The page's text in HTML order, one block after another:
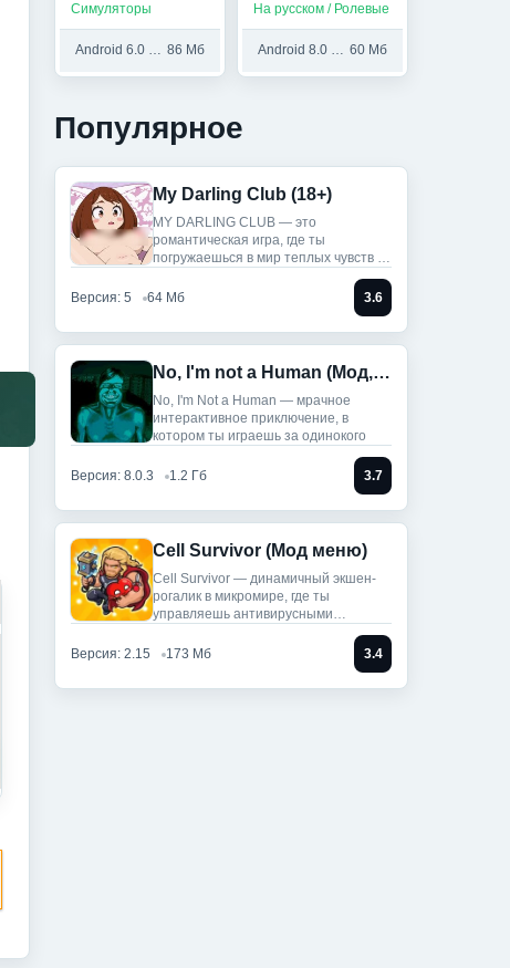
Симуляторы
Android 6.0 и выше 86 Мб
удар)
На русском / Ролевые
Android 8.0 и выше 60 Мб
Популярное
My Darling Club (18+)
MY DARLING CLUB — это
романтическая игра, где ты
погружаешься в мир теплых чувств и
Версия: 5
64 Мб 3.6
No, I'm not a Human (Мод, Unlocked)
No, I'm Not a Human — мрачное
интерактивное приключение, в
котором ты играешь за одинокого
Версия: 8.0.3 1.2 Гб 3.7
Cell Survivor (Мод меню)
Cell Survivor — динамичный экшен-
рогалик в микромире, где ты
управляешь антивирусными
Версия: 2.15
173 Мб 3.4